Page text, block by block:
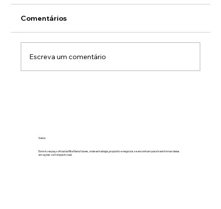
Comentários
Escreva um comentário
Sobre
Este é o espaço oficial da Rita Maria Nunes, onde estratégia, propósito e negócios se encontram para transformar ideias
em ações com impacto real.